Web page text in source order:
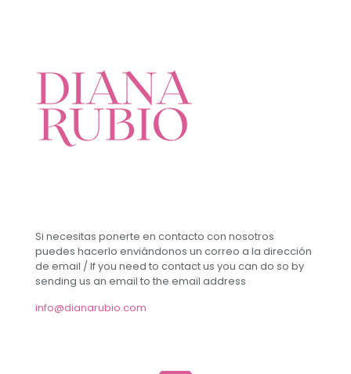
Si necesitas ponerte en contacto con nosotros
puedes hacerlo enviándonos un correo a la dirección
de email / If you need to contact us you can do so by
sending us an email to the email address
info@dianarubio.com